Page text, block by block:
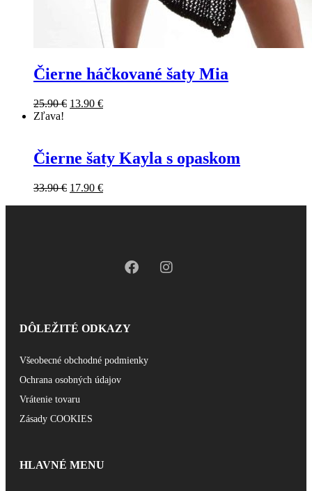
Čierne háčkované šaty Mia
25.90€ 13.90 €
Zľava!
Čierne šaty Kayla s opaskom
33.90€ 17.90 €
DÔLEŽITÉ ODKAZY
Všeobecné obchodné podmienky
Ochrana osobných údajov
Vrátenie tovaru
Zásady COOKIES
HLAVNÉ MENU